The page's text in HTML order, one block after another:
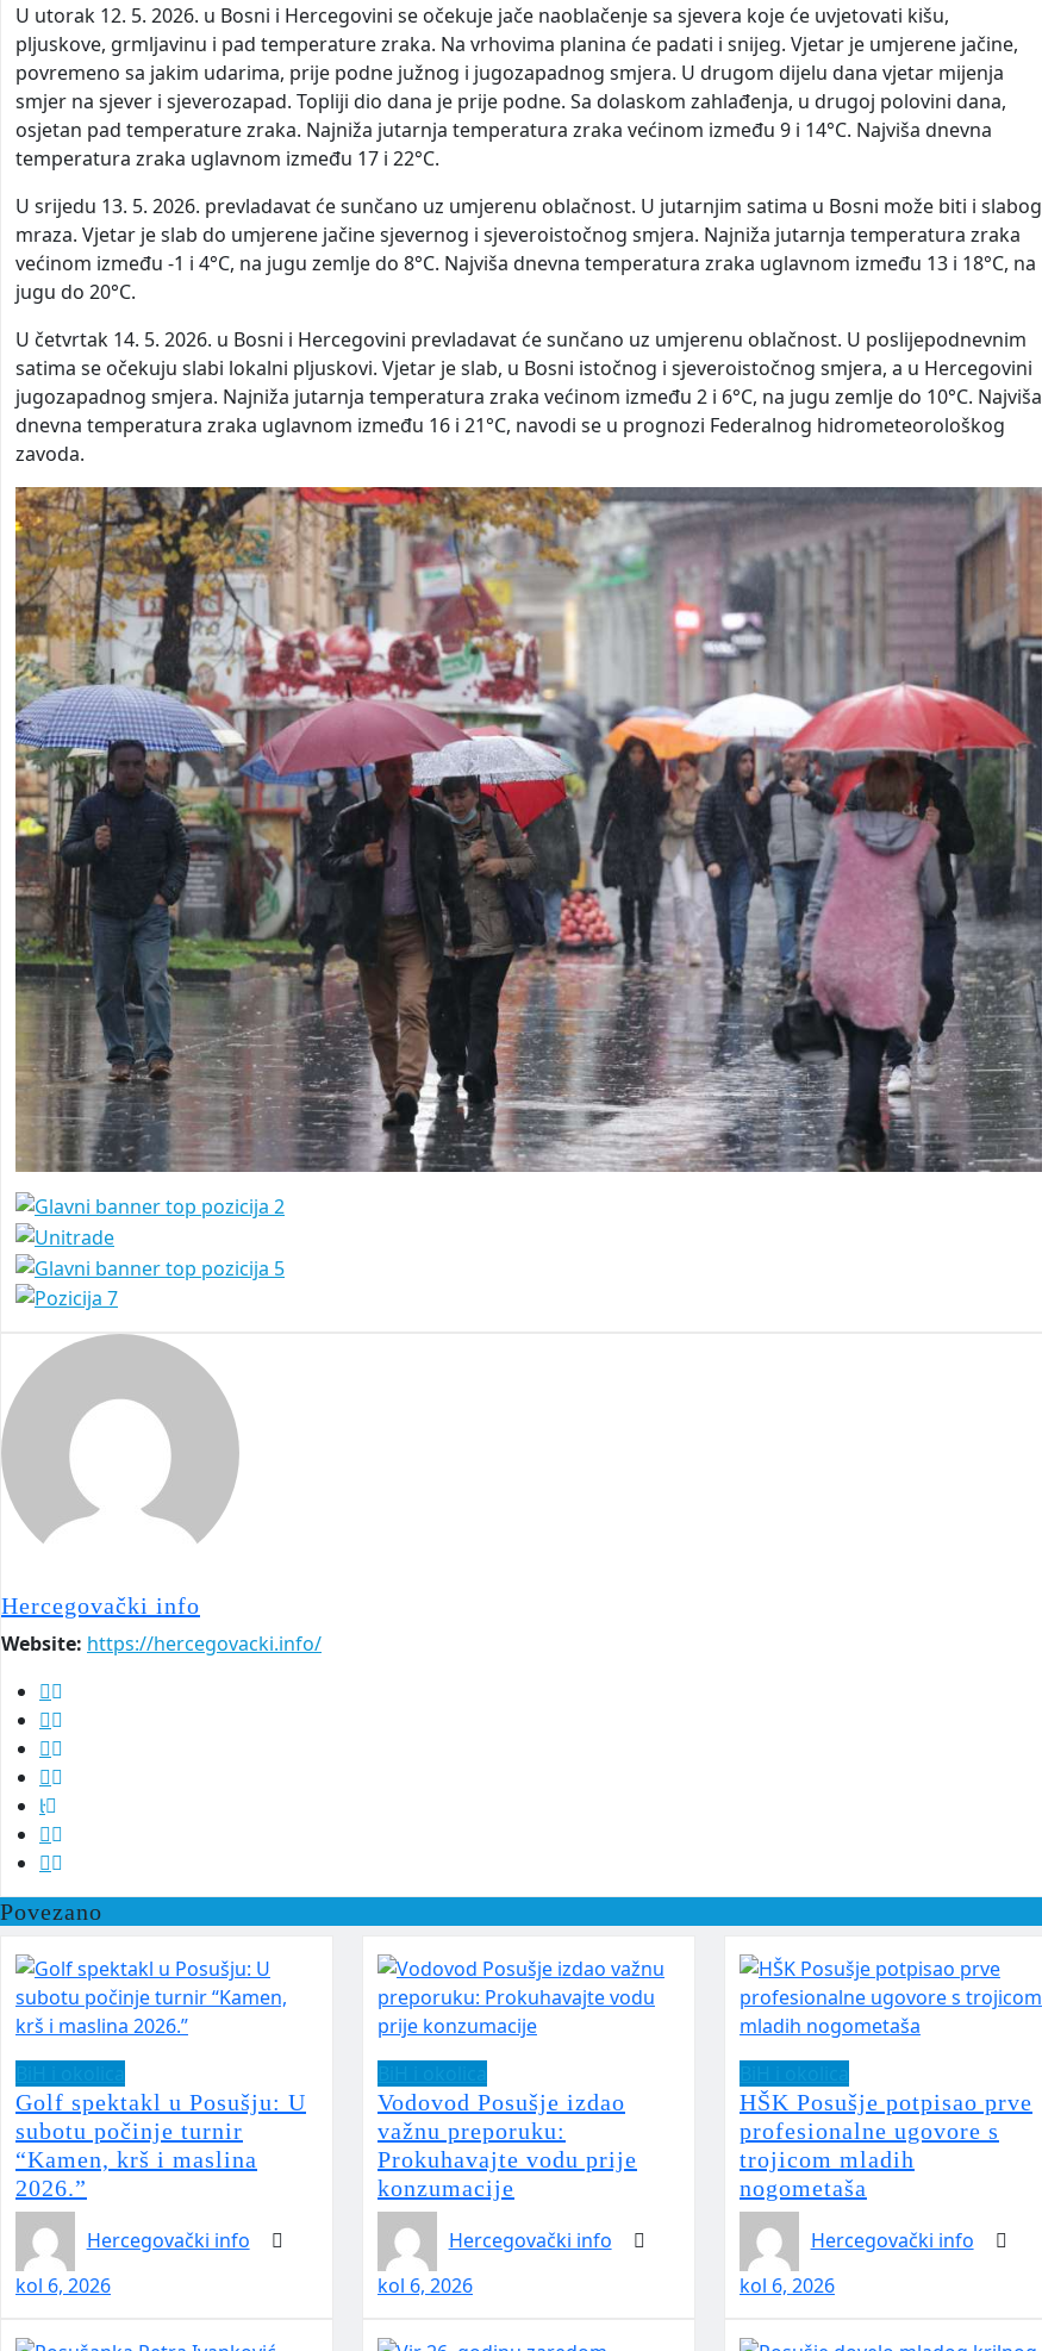
U utorak 12. 5. 2026. u Bosni i Hercegovini se očekuje jače naoblačenje sa sjevera koje će uvjetovati kišu,
pljuskove, grmljavinu i pad temperature zraka. Na vrhovima planina će padati i snijeg. Vjetar je umjerene jačine,
povremeno sa jakim udarima, prije podne južnog i jugozapadnog smjera. U drugom dijelu dana vjetar mijenja
smjer na sjever i sjeverozapad. Topliji dio dana je prije podne. Sa dolaskom zahlađenja, u drugoj polovini dana,
osjetan pad temperature zraka. Najniža jutarnja temperatura zraka većinom između 9 i 14°C. Najviša dnevna
temperatura zraka uglavnom između 17 i 22°C.
U srijedu 13. 5. 2026. prevladavat će sunčano uz umjerenu oblačnost. U jutarnjim satima u Bosni može biti i slabog
mraza. Vjetar je slab do umjerene jačine sjevernog i sjeveroistočnog smjera. Najniža jutarnja temperatura zraka
većinom između -1 i 4°C, na jugu zemlje do 8°C. Najviša dnevna temperatura zraka uglavnom između 13 i 18°C, na
jugu do 20°C.
U četvrtak 14. 5. 2026. u Bosni i Hercegovini prevladavat će sunčano uz umjerenu oblačnost. U poslijepodnevnim
satima se očekuju slabi lokalni pljuskovi. Vjetar je slab, u Bosni istočnog i sjeveroistočnog smjera, a u Hercegovini
jugozapadnog smjera. Najniža jutarnja temperatura zraka većinom između 2 i 6°C, na jugu zemlje do 10°C. Najviša
dnevna temperatura zraka uglavnom između 16 i 21°C, navodi se u prognozi Federalnog hidrometeorološkog
zavoda.
Hercegovački info
Website: https://hercegovacki.info/
Povezano
Golf spektakl u Posušju: U
subotu počinje turnir
“Kamen, krš i maslina
2026.”
Hercegovački info
kol 6, 2026
Vodovod Posušje izdao
važnu preporuku:
Prokuhavajte vodu prije
konzumacije
Hercegovački info
kol 6, 2026
HŠK Posušje potpisao prve
profesionalne ugovore s
trojicom mladih
nogometaša
Hercegovački info
kol 6, 2026